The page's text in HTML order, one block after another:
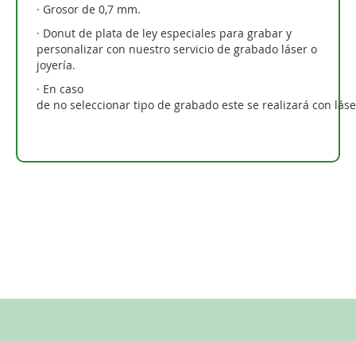
· Grosor de 0,7 mm.
· Donut de plata de ley especiales para grabar y
personalizar con nuestro servicio de grabado láser o
joyería.
· En caso
de no seleccionar tipo de grabado este se realizará con